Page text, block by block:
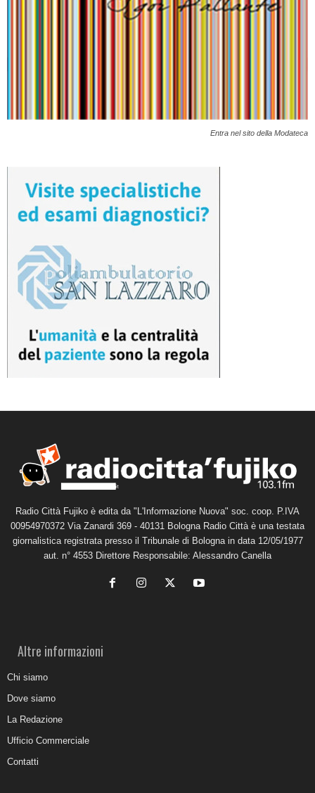
Entra nel sito della Modateca
Radio Città Fujiko è edita da "L'Informazione Nuova" soc. coop. P.IVA
00954970372 Via Zanardi 369 - 40131 Bologna Radio Città è una testata
giornalistica registrata presso il Tribunale di Bologna in data 12/05/1977
aut. n° 4553 Direttore Responsabile: Alessandro Canella
Altre informazioni
Chi siamo
Dove siamo
La Redazione
Ufficio Commerciale
Contatti